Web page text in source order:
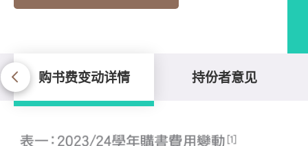
购书费变动详情 持份者意见
购书费变动详情